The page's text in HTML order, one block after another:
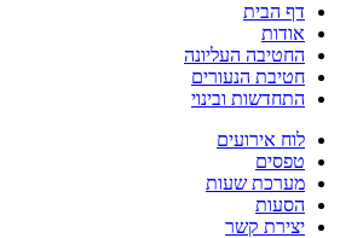
דף הבית
אודות
החטיבה העליונה
חטיבת הנעורים
התחדשות ובינוי
לוח אירועים
טפסים
מערכת שעות
הסעות
יצירת קשר